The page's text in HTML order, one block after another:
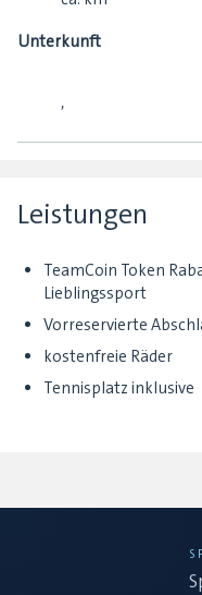
Unterkunft
,
Leistungen
TeamCoin Token
Lieblingssport
Vorreservierte
kostenfreie Räder
Tennisplatz inklusive